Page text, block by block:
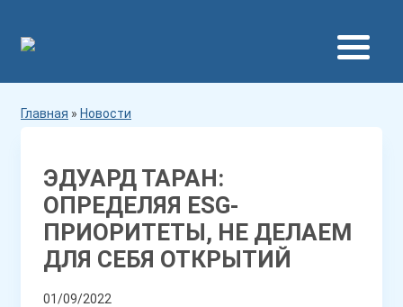
Главная » Новости
ЭДУАРД ТАРАН:
ОПРЕДЕЛЯЯ ESG-
ПРИОРИТЕТЫ, НЕ ДЕЛАЕМ
ДЛЯ СЕБЯ ОТКРЫТИЙ
01/09/2022